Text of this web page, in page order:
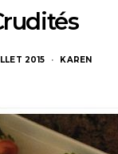
2015 KAREN